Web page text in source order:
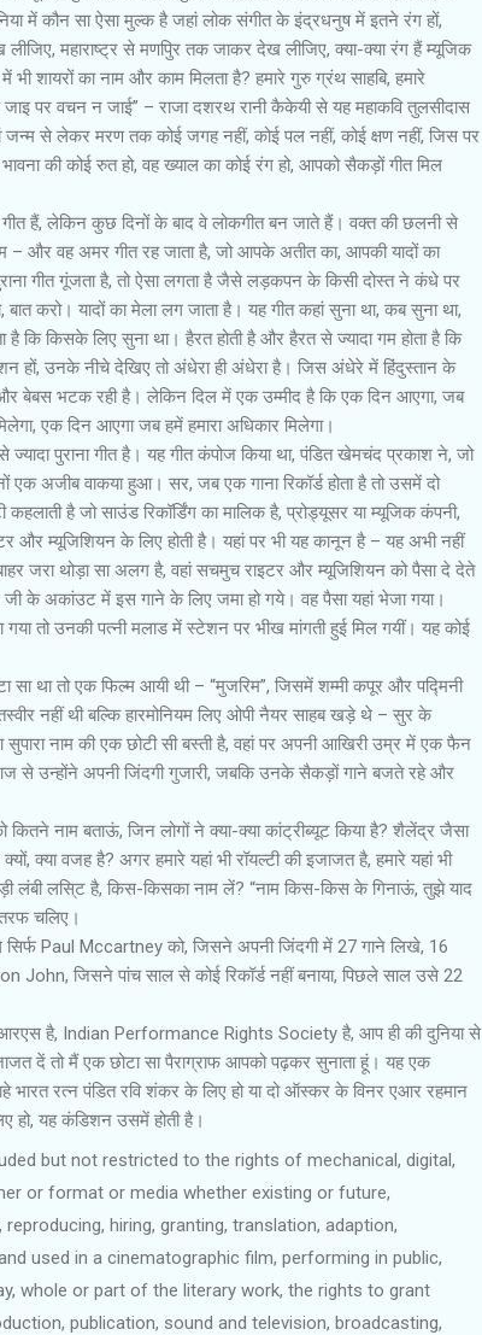
में कौन सा ऐसा मुल्‍क है जहां लोक संगीत के इंद्रधनुष में इतने रंग हों,
महाराष्‍ट्र से मणपिुर तक जाकर देख लीजिए, क्या-क्या रंग हैं म्‍यूजिक
शायरों का नाम और काम मिलता है? हमारे गुरु ग्रंथ साहबि, हमारे
पर वचन न जाई” – राजा दशरथ रानी कैकेयी से यह महाकवि तुलसीदास
से लेकर मरण तक कोई जगह नहीं, कोई पल नहीं, कोई क्षण नहीं, जिस पर
की कोई रुत हो, वह ख्याल का कोई रंग हो, आपको सैकड़ों गीत मिल
गीत हैं, लेकिन कुछ दिनों के बाद वे लोकगीत बन जाते हैं। वक्‍त की छलनी से
– और वह अमर गीत रह जाता है, जो आपके अतीत का, आपकी यादों का
गीत गूंजता है, तो ऐसा लगता है जैसे लड़कपन के किसी दोस्‍त ने कंधे पर
बात करो। यादों का मेला लग जाता है। यह गीत कहां सुना था, कब सुना था,
किसके लिए सुना था। हैरत होती है और हैरत से ज्यादा गम होता है कि
हों, उनके नीचे देखिए तो अंधेरा ही अंधेरा है। जिस अंधेरे में हिंदुस्‍तान के
और बेबस भटक रही है। लेकिन दिल में एक उम्‍मीद है कि एक दिन आएगा, जब
एक दिन आएगा जब हमें हमारा अधिकार मिलेगा।
पुराना गीत है। यह गीत कंपोज किया था, पंडित खेमचंद प्रकाश ने, जो
एक अजीब वाकया हुआ। सर, जब एक गाना रिकॉर्ड होता है तो उसमें दो
कहलाती है जो साउंड रिकॉर्डिंग का मालिक है, प्रोड्यूसर या म्‍यूजिक कंपनी,
और म्‍यूजिशियन के लिए होती है। यहां पर भी यह कानून है – यह अभी नहीं
जरा थोड़ा सा अलग है, वहां सचमुच राइटर और म्‍यूजिशियन को पैसा दे देते
के अकांउट में इस गाने के लिए जमा हो गये। वह पैसा यहां भेजा गया।
तो उनकी पत्नी मलाड में स्‍टेशन पर भीख मांगती हुई मिल गयीं। यह कोई
था तो एक फिल्‍म आयी थी – “मुजरिम”, जिसमें शम्‍मी कपूर और पद्मिनी
नहीं थी बल्कि हारमोनियम लिए ओपी नैयर साहब खड़े थे – सुर के
नाम की एक छोटी सी बस्‍ती है, वहां पर अपनी आखिरी उम्र में एक फैन
से उन्‍होंने अपनी जिंदगी गुजारी, जबकि उनके सैकड़ों गाने बजते रहे और
नाम बताऊं, जिन लोगों ने क्या-क्या कांट्रीब्‍यूट किया है? शैलेंद्र जैसा
क्‍यों, क्या वजह है? अगर हमारे यहां भी रॉयल्‍टी की इजाजत है, हमारे यहां भी
लंबी लसि्‍ट है, किस-किसका नाम लें? “नाम किस-किस के गिनाऊं, तुझे याद
चलिए।
Paul Mccartney को, जिसने अपनी जिंदगी में 27 गाने लिखे, 16
John, जिसने पांच साल से कोई रिकॉर्ड नहीं बनाया, पिछले साल उसे 22
है, Indian Performance Rights Society है, आप ही की दुनिया से
दें तो मैं एक छोटा सा पैराग्राफ आपको पढ़कर सुनाता हूं। यह एक
रत्न पंडित रवि शंकर के लिए हो या दो ऑस्‍कर के विनर एआर रहमान
हो, यह कंडिशन उसमें होती है।
but not restricted to the rights of mechanical, digital,
or format or media whether existing or future,
hiring, granting, translation, adaption,
used in a cinematographic film, performing in public,
whole or part of the literary work, the rights to grant
publication, sound and television, broadcasting,